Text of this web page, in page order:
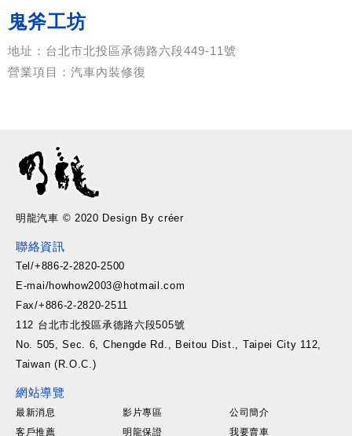
鬼斧工坊
地址：台北市北投區承德路六段449-11號
營業項目：汽車內裝修復
明龍汽車 © 2020 Design By créer
聯絡資訊
Tel/+886-2-2820-2500
E-mai/howhow2003@hotmail.com
Fax/+886-2-2820-2511
112 台北市北投區承德路六段505號
No. 505, Sec. 6, Chengde Rd., Beitou Dist., Taipei City 112,
Taiwan (R.O.C.)
網站導覽
最新消息 影片專區
公司簡介
客戶推薦
明龍保證 我要賣車